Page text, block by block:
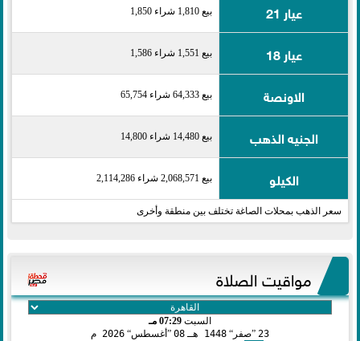
عيار 21 بيع 1,810 شراء 1,850
عيار 18 بيع 1,551 شراء 1,586
الاونصة بيع 64,333 شراء 65,754
الجنيه الذهب بيع 14,480 شراء 14,800
الكيلو بيع 2,068,571 شراء 2,114,286
سعر الذهب بمحلات الصاغة تختلف بين منطقة وأخرى
مواقيت الصلاة
السبت 07:29 مـ
23 صفر 1448 هـ 08 أغسطس 2026 م